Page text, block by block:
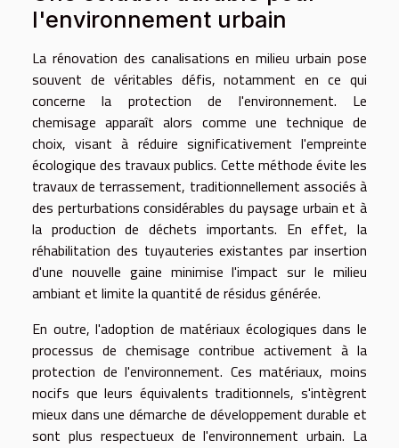
l'environnement urbain
La rénovation des canalisations en milieu urbain pose
souvent de véritables défis, notamment en ce qui
concerne la protection de l'environnement. Le
chemisage apparaît alors comme une technique de
choix, visant à réduire significativement l'empreinte
écologique des travaux publics. Cette méthode évite les
travaux de terrassement, traditionnellement associés à
des perturbations considérables du paysage urbain et à
la production de déchets importants. En effet, la
réhabilitation des tuyauteries existantes par insertion
d'une nouvelle gaine minimise l'impact sur le milieu
ambiant et limite la quantité de résidus générée.
En outre, l'adoption de matériaux écologiques dans le
processus de chemisage contribue activement à la
protection de l'environnement. Ces matériaux, moins
nocifs que leurs équivalents traditionnels, s'intègrent
mieux dans une démarche de développement durable et
sont plus respectueux de l'environnement urbain. La